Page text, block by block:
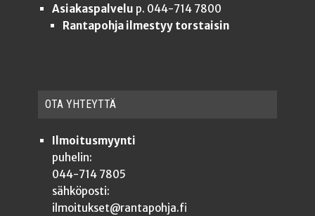
Asiakaspalvelu p. 044-714 7800
Rantapohja ilmestyy torstaisin
OTA YHTEYT­TÄ
Ilmoitusmyynti
puhelin:
044-714 7805
sähköposti:
ilmoitukset@rantapohja.fi